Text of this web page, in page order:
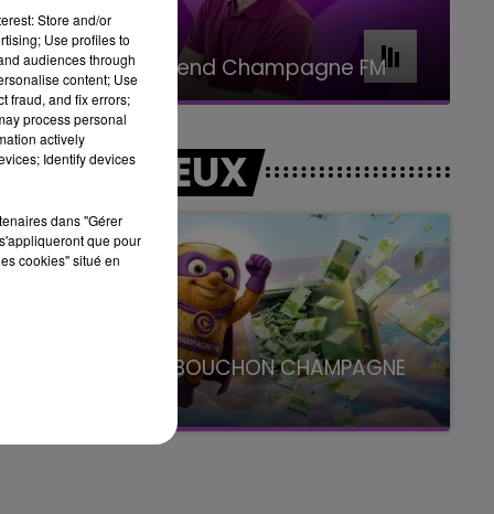
16h00 - 20h00
Le Week-end Champagne FM
LES JEUX
LE SUPER BOUCHON CHAMPAGNE
avec La Famille Champagne FM, à 8H10
Store and/or
Use profiles to
audiences through
content; Use
fraud, and fix errors;
process personal
actively
Identify devices
dans "Gérer
que pour
cookies" situé en